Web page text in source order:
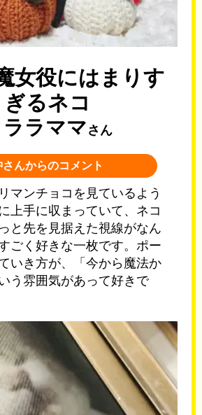
女役にはまりす
ぎるネコ
ララママ さん
さんからのコメント
マンチョコを見ているよう
上手に収まっていて、ネコ
と先を見据えた視線がなん
ごく好きな一枚です。ポー
いき方が、「今から魔法か
う雰囲気があって好きで